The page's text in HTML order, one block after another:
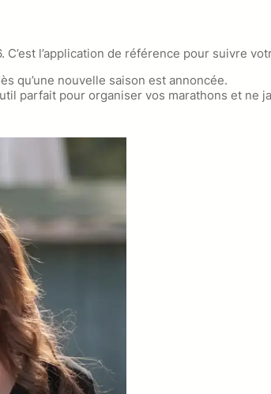
l’application de référence pour suivre
qu’une nouvelle saison est annoncée.
parfait pour organiser vos marathons et ne